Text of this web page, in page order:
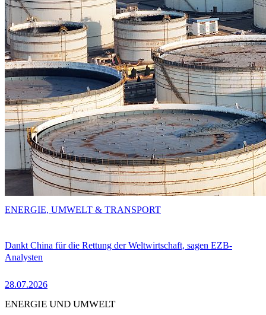
Dankt China für die Rettung der Weltwirtschaft, sagen EZB-
Analysten
28.07.2026
ENERGIE, UMWELT & TRANSPORT
ENERGIE UND UMWELT